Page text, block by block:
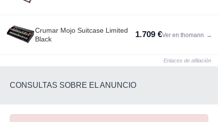
Crumar Mojo Suitcase Limited
Black
1.709 €Ver en thomann →
Enlaces de afiliación
CONSULTAS SOBRE EL ANUNCIO